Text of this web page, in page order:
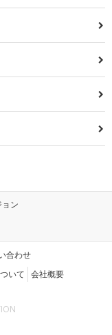
ン
合わせ
いて 会社概要